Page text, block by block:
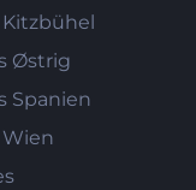
Østrig
Spanien